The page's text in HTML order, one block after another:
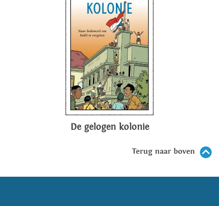
De gelogen kolonie
Terug naar boven